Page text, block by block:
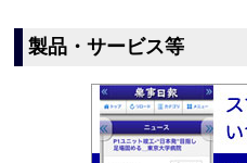
製品・サービス等